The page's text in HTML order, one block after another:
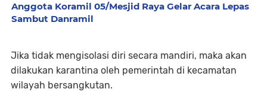
Anggota Koramil 05/Mesjid Raya Gelar Acara Lepas
Sambut Danramil
Jika tidak mengisolasi diri secara mandiri, maka akan
dilakukan karantina oleh pemerintah di kecamatan
wilayah bersangkutan.